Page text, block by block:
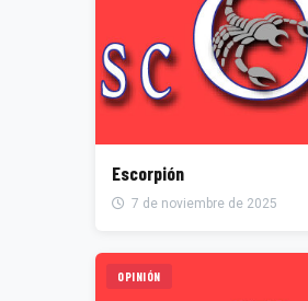
Escorpión
7 de noviembre de 2025
OPINIÓN